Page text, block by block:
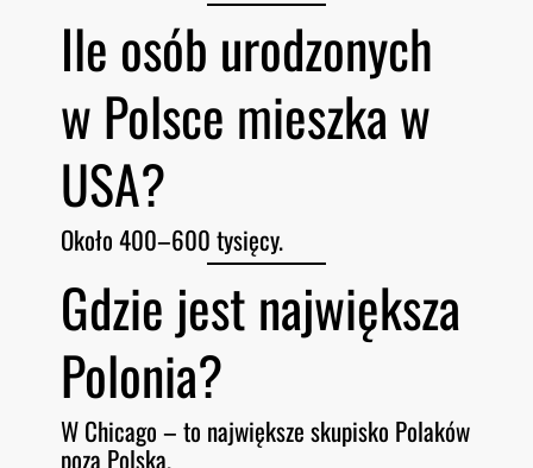
Ile osób urodzonych
w Polsce mieszka w
USA?
Około 400–600 tysięcy.
Gdzie jest największa
Polonia?
W Chicago – to największe skupisko Polaków
poza Polską.